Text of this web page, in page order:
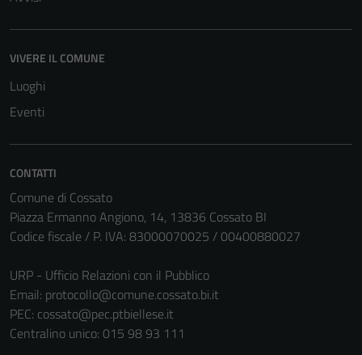
VIVERE IL COMUNE
Luoghi
Eventi
CONTATTI
Comune di Cossato
Piazza Ermanno Angiono, 14, 13836 Cossato BI
Codice fiscale / P. IVA: 83000070025 / 00400880027
URP - Ufficio Relazioni con il Pubblico
Email: protocollo@comune.cossato.bi.it
PEC: cossato@pec.ptbiellese.it
Centralino unico: 015 98 93 111
Questi cookie
essere
informazioni
personali.